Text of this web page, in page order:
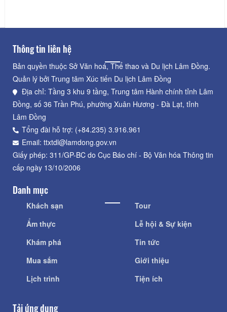
Thông tin liên hệ
Bản quyền thuộc Sở Văn hoá, Thể thao và Du lịch Lâm Đồng.
Quản lý bởi Trung tâm Xúc tiến Du lịch Lâm Đồng
Địa chỉ: Tầng 3 khu 9 tầng, Trung tâm Hành chính tỉnh Lâm
Đồng, số 36 Trần Phú, phường Xuân Hương - Đà Lạt, tỉnh
Lâm Đồng
Tổng đài hỗ trợ: (+84.235) 3.916.961
Email: ttxtdl@lamdong.gov.vn
Giấy phép: 311/GP-BC do Cục Báo chí - Bộ Văn hóa Thông tin
cấp ngày 13/10/2006
Danh mục
Khách sạn
Ẩm thực
Khám phá
Mua sắm
Lịch trình
Tour
Lễ hội & Sự kiện
Tin tức
Giới thiệu
Tiện ích
Tải ứng dụng